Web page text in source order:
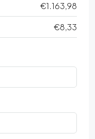
€1.163,98
€8,33